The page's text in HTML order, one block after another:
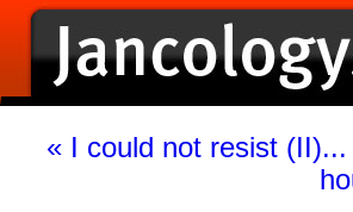
« I could not resist (II)...